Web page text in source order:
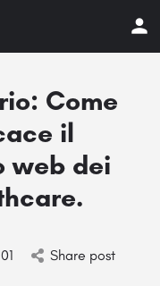
Come
il
web dei
Share post